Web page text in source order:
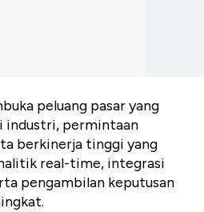
peluang pasar yang
industri, permintaan
berkinerja tinggi yang
real-time, integrasi
pengambilan keputusan